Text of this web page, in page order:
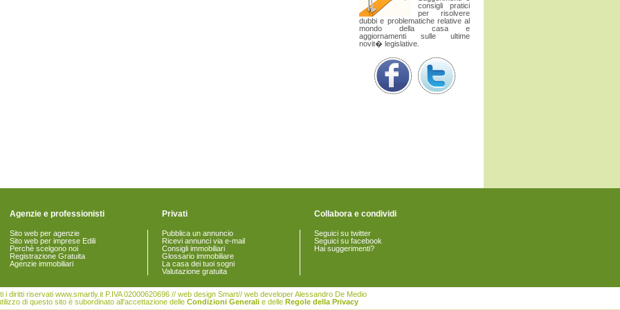
consigli pratici
per risolvere
dubbi e problematiche relative al
mondo della casa e
aggiornamenti sulle ultime
novit� legislative.
Agenzie e professionisti
Sito web per agenzie
Sito web per imprese Edili
Perchè scelgono noi
Registrazione Gratuita
Agenzie immobiliari
Privati
Pubblica un annuncio
Ricevi annunci via e-mail
Consigli immobiliari
Glossario immobiliare
La casa dei tuoi sogni
Valutazione gratuita
Collabora e condividi
Seguici su twitter
Seguici su facebook
Hai suggerimenti?
i diritti riservati www.smartly.it P.IVA 02000620696 // web design Smart// web developer Alessandro De Medio
di questo sito è subordinato all'accettazione delle Condizioni Generali e delle Regole della Privacy